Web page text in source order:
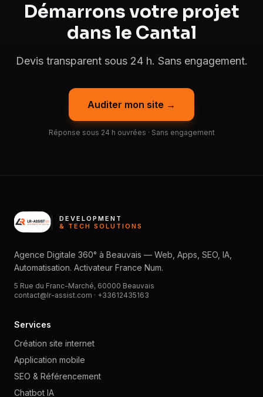
Démarrons votre projet
dans le Cantal
Devis transparent sous 24 h. Sans engagement.
Auditer mon site →
Réponse sous 24 h ouvrées · Sans engagement
DEVELOPMENT
& TECH SOLUTIONS
Agence Digitale 360° à Beauvais — Web, Apps, SEO, IA,
Automatisation. Activateur France Num.
5 Rue du Franc-Marché, 60000 Beauvais
contact@lr-assist.com · +33612435163
Services
Création site internet
Application mobile
SEO & Référencement
Chatbot IA